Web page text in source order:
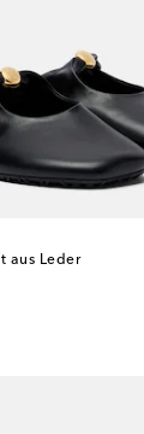
aus Leder